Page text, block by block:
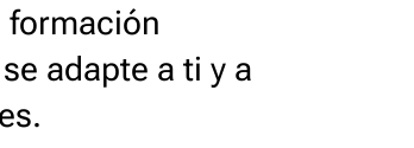
formación
adapte a ti y a